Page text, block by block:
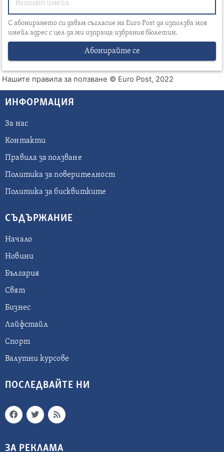
С абонирането си давам съгласие на Euro Post да използва моя
имейл адрес с цел да ми изпраща избрания бюлетин.
Абонирайте се
Нашите правила за ползване © Euro Post, 2022
ИНФОРМАЦИЯ
За нас
Контакти
Правила за ползване
Политика за поверителност
Политика за бисквитките
СЪДЪРЖАНИЕ
Начало
Новини
България
Свят
Бизнес
Лайфстайл
Спорт
Валутни курсове
ПОСЛЕДВАЙТЕ НИ
ЗА РЕКЛАМА